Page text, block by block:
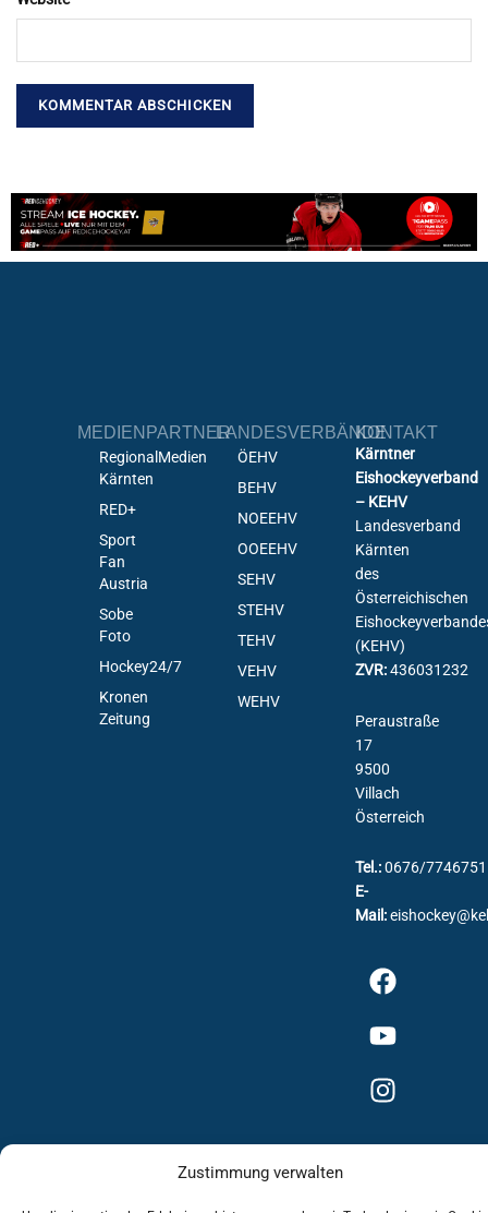
Zustimmung verwalten
MEDIENPARTNER
RegionalMedien
Kärnten
RED+
Sport
Fan
Austria
Sobe
Foto
Hockey24/7
Kronen
Zeitung
LANDESVERBÄNDE
ÖEHV
BEHV
NOEEHV
OOEEHV
SEHV
STEHV
TEHV
VEHV
WEHV
KONTAKT
Kärntner
Eishockeyverband
– KEHV
Landesverband
Kärnten
des
Österreichischen
(KEHV)
ZVR:436031232
Peraustraße
17
9500
Villach
Österreich
Tel.:0676/7746751
E-
Mail:
Datenschutzerklärung